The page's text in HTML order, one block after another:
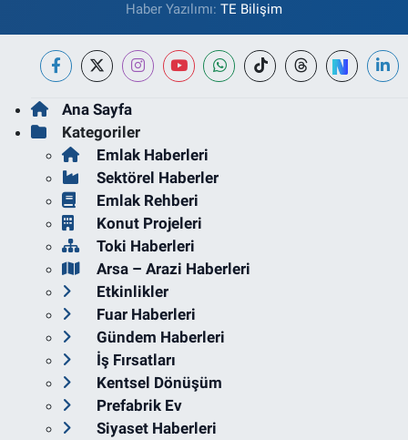
Haber Yazılımı: TE Bilişim
Ana Sayfa
Kategoriler
Emlak Haberleri
Sektörel Haberler
Emlak Rehberi
Konut Projeleri
Toki Haberleri
Arsa – Arazi Haberleri
Etkinlikler
Fuar Haberleri
Gündem Haberleri
İş Fırsatları
Kentsel Dönüşüm
Prefabrik Ev
Siyaset Haberleri